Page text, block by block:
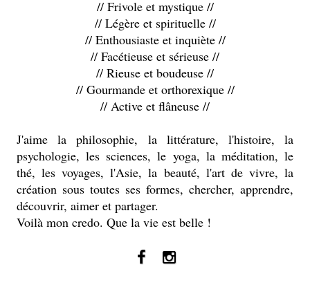
// Frivole et mystique //
// Légère et spirituelle //
// Enthousiaste et inquiète //
// Facétieuse et sérieuse //
// Rieuse et boudeuse //
// Gourmande et orthorexique //
// Active et flâneuse //
J'aime la philosophie, la littérature, l'histoire, la
psychologie, les sciences, le yoga, la méditation, le
thé, les voyages, l'Asie, la beauté, l'art de vivre, la
création sous toutes ses formes, chercher, apprendre,
découvrir, aimer et partager.
Voilà mon credo. Que la vie est belle !